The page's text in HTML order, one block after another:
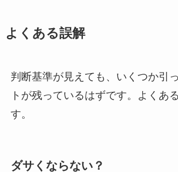
よくある誤解
判断基準が見えても、いくつか引
トが残っているはずです。よくあ
す。
ダサくならない？